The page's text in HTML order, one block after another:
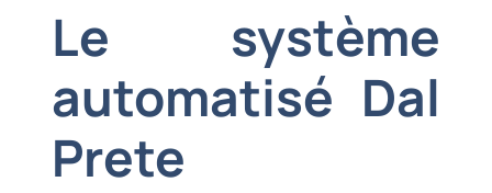
Le système
automatisé Dal
Prete